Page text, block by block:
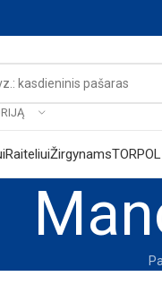
RaiteliuiŽirgynamsTORPOL